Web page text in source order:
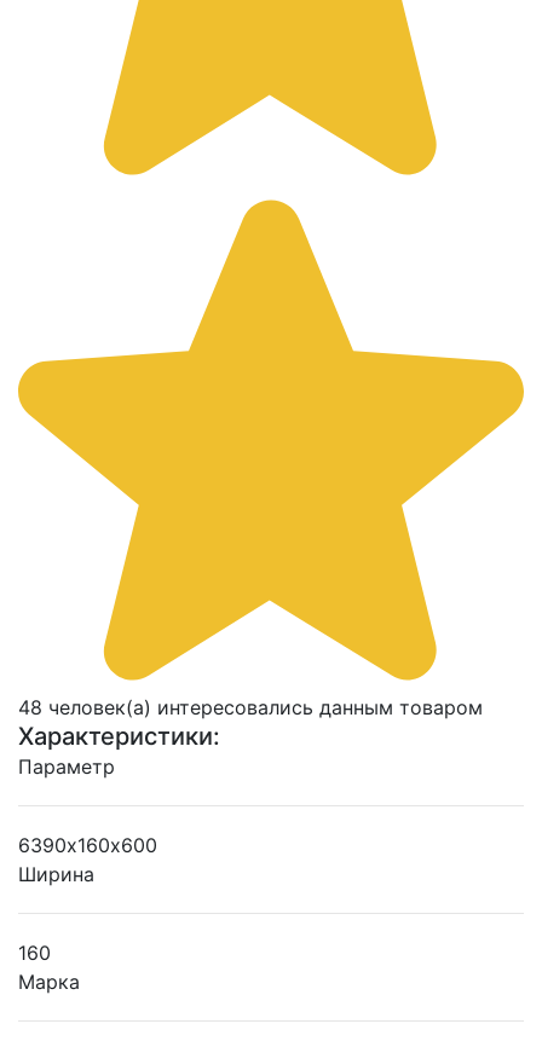
48 человек(а) интересовались данным товаром
Характеристики:
Параметр
6390х160х600
Ширина
160
Марка